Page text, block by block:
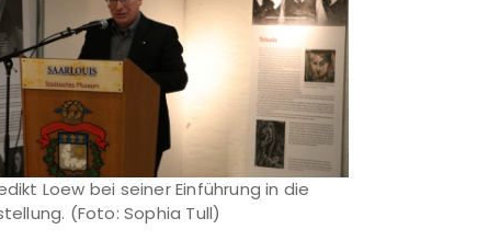
Loew bei seiner Einführung in die
(Foto: Sophia Tull)